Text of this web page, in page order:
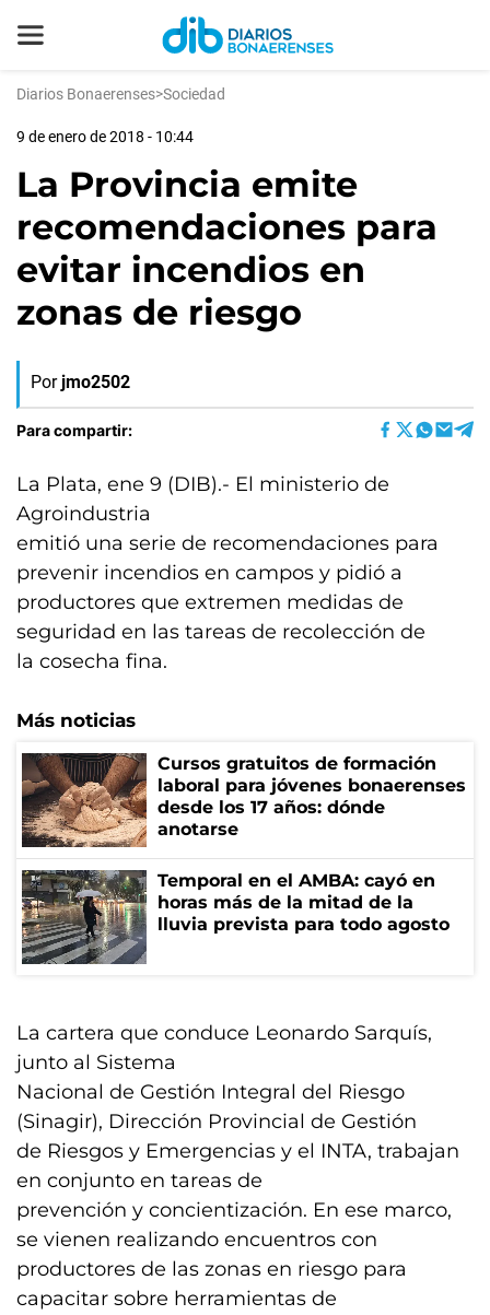
Diarios Bonaerenses>Sociedad
9 de enero de 2018 - 10:44
La Provincia emite
recomendaciones para
evitar incendios en
zonas de riesgo
Por jmo2502
Para compartir:
La Plata, ene 9 (DIB).- El ministerio de
Agroindustria
emitió una serie de recomendaciones para
prevenir incendios en campos y pidió a
productores que extremen medidas de
seguridad en las tareas de recolección de
la cosecha fina.
Más noticias
Cursos gratuitos de formación
laboral para jóvenes bonaerenses
desde los 17 años: dónde
anotarse
Temporal en el AMBA: cayó en
horas más de la mitad de la
lluvia prevista para todo agosto
La cartera que conduce Leonardo Sarquís,
junto al Sistema
Nacional de Gestión Integral del Riesgo
(Sinagir), Dirección Provincial de Gestión
de Riesgos y Emergencias y el INTA, trabajan
en conjunto en tareas de
prevención y concientización. En ese marco,
se vienen realizando encuentros con
productores de las zonas en riesgo para
capacitar sobre herramientas de